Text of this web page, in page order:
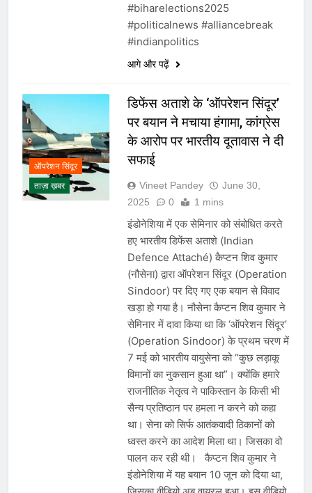
#biharelections2025
#politicalnews #alliancebreak
#indianpolitics
आगे और पढ़ें
ऑपरेशन सिंदूर
ताज़ा ख़बर
डिफेंस अताशे के ‘ऑपरेशन सिंदूर’
पर बयान ने मचाया हंगामा, कांग्रेस
के आरोप पर भारतीय दूतावास ने दी
सफाई
Vineet Pandey
June 30,
2025
0 1 mins
इंडोनेशिया में एक सेमिनार को संबोधित करते
हए भारतीय डिफेंस अताशे (Indian
Defence Attaché) कैप्टन शिव कुमार
(नौसेना) द्वारा ऑपरेशन सिंदूर (Operation
Sindoor) पर दिए गए एक बयान से विवाद
खड़ा हो गया है। नौसेना कैप्टन शिव कुमार ने
सेमिनार में दावा किया था कि ‘ऑपरेशन सिंदूर’
(Operation Sindoor) के प्रथम चरण में
7 मई को भारतीय वायुसेना को “कुछ लड़ाकू
विमानों का नुकसान हुआ था”। क्योंकि हमारे
राजनीतिक नेतृत्व ने पाकिस्तान के किसी भी
सैन्य प्रतिष्ठान पर हमला न करने को कहा
था। सेना को सिर्फ आतंकवादी ठिकानों को
ध्वस्त करने का आदेश मिला था। जिसका वो
पालन कर रही थी। कैप्टन शिव कुमार ने
इंडोनेशिया में यह बयान 10 जून को दिया था,